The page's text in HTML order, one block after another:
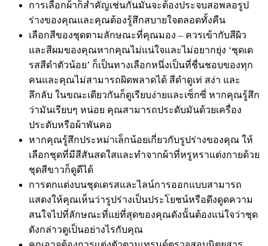
การเลือกผ้าก็สำคัญเช่นกันมันจะต้องประจบสอพลอรูป
ร่างของคุณและคุณต้องรู้สึกสบายใจตลอดทั้งคืน
เลือกสีของชุดตามลักษณะที่คุณมอง – ควรเข้ากับสีผิว
และสีผมของคุณหากคุณไม่แน่ใจและไม่อยากยุ่ง ‘ชุดเด
รสสีดำตัวน้อย’ ก็เป็นทางเลือกหนึ่งเป็นที่ชื่นชอบของทุก
คนและคุณไม่สามารถผิดพลาดได้ สีดำดูเท่ สง่า และ
ลึกลับ ในขณะเดียวกันก็ดูเรียบง่ายและเซ็กซี่ หากคุณรู้สึก
ว่ามันเรียบๆ หน่อย คุณสามารถประดับมันด้วยเครื่อง
ประดับหรือผ้าพันคอ
หากคุณรู้สึกประหม่าเล็กน้อยเกี่ยวกับรูปร่างของคุณ ให้
เลือกชุดที่มีสีสันสดใสและทำจากผ้าที่หรูหราแต่งกายด้วย
ชุดสีขาวก็ดูดีได้
การตกแต่งบนชุดเดรสและไลน์การออกแบบสามารถ
แสดงให้คุณเห็นว่ารูปร่างเป็นประโยชน์หรือดึงดูดความ
สนใจไปที่ลักษณะที่แย่ที่สุดของคุณดังนั้นต้องแน่ใจว่าชุด
ดังกล่าวดูเป็นอย่างไรกับคุณ